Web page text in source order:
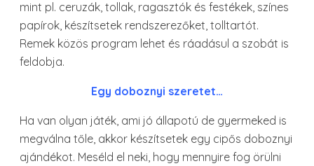
mint pl. ceruzák, tollak, ragasztók és festékek, színes
papírok, készítsetek rendszerezőket, tolltartót.
Remek közös program lehet és ráadásul a szobát is
feldobja.
Egy doboznyi szeretet…
Ha van olyan játék, ami jó állapotú de gyermeked is
megválna tőle, akkor készítsetek egy cipős doboznyi
ajándékot. Meséld el neki, hogy mennyire fog örülni